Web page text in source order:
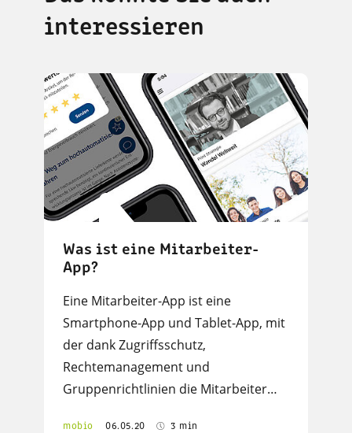
interessieren
Was ist eine Mitarbeiter-
App?
Eine Mitarbeiter-App ist eine
Smartphone-App und Tablet-App, mit
der dank Zugriffsschutz,
Rechtemanagement und
Gruppenrichtlinien die Mitarbeiter…
mobio 06.05.20 3 min